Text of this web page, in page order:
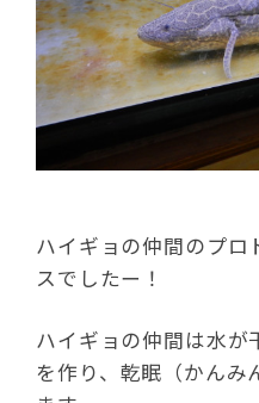
ハイギョの仲間のプロ
スでしたー！
ハイギョの仲間は水が
を作り、乾眠（かんみ